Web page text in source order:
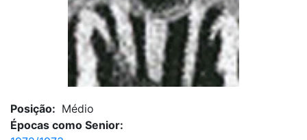
Posição: Médio
Épocas como Senior: